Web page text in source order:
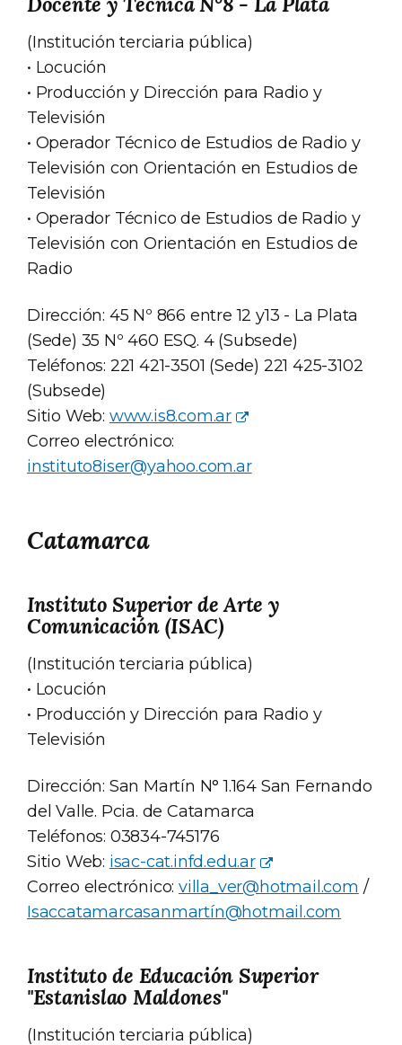
(Institución terciaria pública)
• Locución
• Producción y Dirección para Radio y
Televisión
• Operador Técnico de Estudios de Radio y
Televisión con Orientación en Estudios de
Televisión
• Operador Técnico de Estudios de Radio y
Televisión con Orientación en Estudios de
Radio
Dirección: 45 Nº 866 entre 12 y13 - La Plata
(Sede) 35 Nº 460 ESQ. 4 (Subsede)
Teléfonos: 221 421-3501 (Sede) 221 425-3102
(Subsede)
Sitio Web: www.is8.com.ar
Correo electrónico:
instituto8iser@yahoo.com.ar
Catamarca
Instituto Superior de Arte y
Comunicación (ISAC)
(Institución terciaria pública)
• Locución
• Producción y Dirección para Radio y
Televisión
Dirección: San Martín N° 1.164 San Fernando
del Valle. Pcia. de Catamarca
Teléfonos: 03834-745176
Sitio Web: isac-cat.infd.edu.ar
Correo electrónico:villa_ver@hotmail.com /
Isaccatamarcasanmartín@hotmail.com
Instituto de Educación Superior
"Estanislao Maldones"
(Institución terciaria pública)